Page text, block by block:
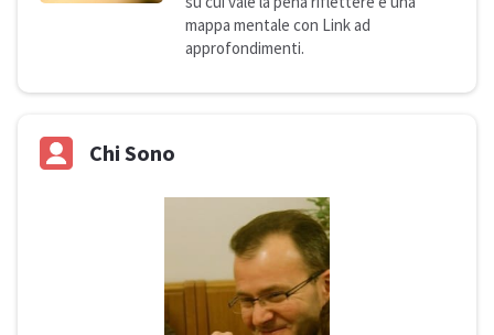
mappa mentale con Link ad
approfondimenti.
Chi Sono